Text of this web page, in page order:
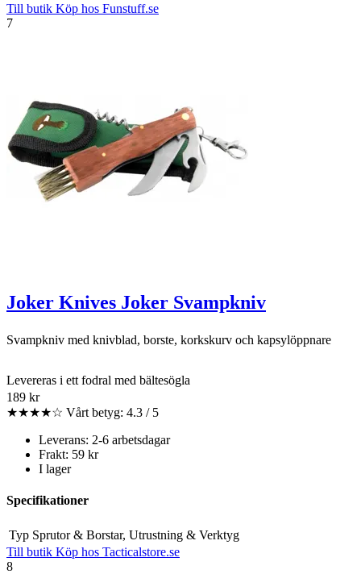
Till butik Köp hos Funstuff.se
7
Joker Knives Joker Svampkniv
Svampkniv med knivblad, borste, korkskurv och kapsylöppnare
Levereras i ett fodral med bältesögla
189 kr
★★★★☆ Vårt betyg: 4.3 / 5
Leverans: 2-6 arbetsdagar
Frakt: 59 kr
I lager
Specifikationer
Typ Sprutor & Borstar, Utrustning & Verktyg
Till butik Köp hos Tacticalstore.se
8